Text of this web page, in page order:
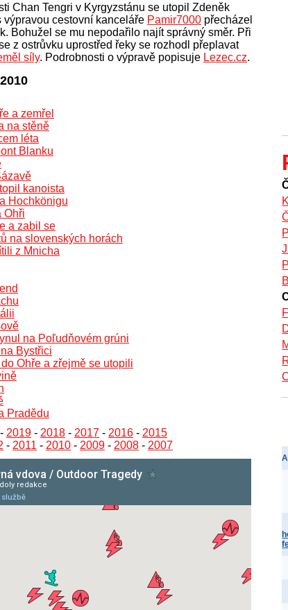
Chan Tengri v Kyrgyzstánu se utopil Zdeněk
výpravou cestovní kanceláře Pamir7000 přecházel
Bohužel se mu nepodařilo najít správný směr. Při
z ostrůvku uprostřed řeky se rozhodl přeplavat
síly. Podrobnosti o výpravě popisuje Lezec.cz.
a zemřel
na stěně
léta
Blanku
kanoista
Hochkönigu
Ohři
a zabil se
na slovenských horách
z Mnicha
na Poľudňovém grúni
Bystřici
Ohře a zřejmě se utopili
Pradědu
- 2019 - 2018 - 2017 - 2016 - 2015
- 2011 - 2010 - 2009 - 2008 - 2007